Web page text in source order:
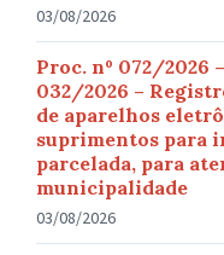
03/08/2026
Proc. nº 072/2026
032/2026 –
de aparelhos
suprimentos para
parcelada, para
municipalidade
03/08/2026